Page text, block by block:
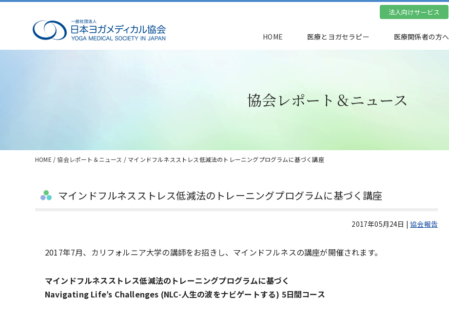
HOME 医療とヨガセラピー 医療関係者の方へ
法人向けサービス
協会レポート＆ニュース
HOME /協会レポート＆ニュース / マインドフルネスストレス低減法のトレーニングプログラムに基づく講座
マインドフルネスストレス低減法のトレーニングプログラムに基づく講座
2017年05月24日 |協会報告
2017年7月、カリフォルニア大学の講師をお招きし、マインドフルネスの講座が開催されます。
マインドフルネスストレス低減法のトレーニングプログラムに基づく
Navigating Life’s Challenges (NLC-人生の波をナビゲートする) 5日間コース